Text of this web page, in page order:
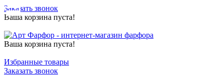
Заказать звонок
Ваша корзина пуста!
Ваша корзина пуста!
Избранные товары
Заказать звонок